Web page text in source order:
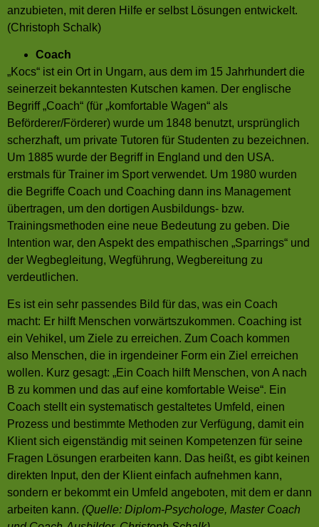
anzubieten, mit deren Hilfe er selbst Lösungen entwickelt.
(Christoph Schalk)
Coach
„Kocs“ ist ein Ort in Ungarn, aus dem im 15 Jahrhundert die
seinerzeit bekanntesten Kutschen kamen. Der englische
Begriff „Coach“ (für „komfortable Wagen“ als
Beförderer/Förderer) wurde um 1848 benutzt, ursprünglich
scherzhaft, um private Tutoren für Studenten zu bezeichnen.
Um 1885 wurde der Begriff in England und den USA.
erstmals für Trainer im Sport verwendet. Um 1980 wurden
die Begriffe Coach und Coaching dann ins Management
übertragen, um den dortigen Ausbildungs- bzw.
Trainingsmethoden eine neue Bedeutung zu geben. Die
Intention war, den Aspekt des empathischen „Sparrings“ und
der Wegbegleitung, Wegführung, Wegbereitung zu
verdeutlichen.
Es ist ein sehr passendes Bild für das, was ein Coach
macht: Er hilft Menschen vorwärtszukommen. Coaching ist
ein Vehikel, um Ziele zu erreichen. Zum Coach kommen
also Menschen, die in irgendeiner Form ein Ziel erreichen
wollen. Kurz gesagt: „Ein Coach hilft Menschen, von A nach
B zu kommen und das auf eine komfortable Weise“. Ein
Coach stellt ein systematisch gestaltetes Umfeld, einen
Prozess und bestimmte Methoden zur Verfügung, damit ein
Klient sich eigenständig mit seinen Kompetenzen für seine
Fragen Lösungen erarbeiten kann. Das heißt, es gibt keinen
direkten Input, den der Klient einfach aufnehmen kann,
sondern er bekommt ein Umfeld angeboten, mit dem er dann
arbeiten kann. (Quelle: Diplom-Psychologe, Master Coach